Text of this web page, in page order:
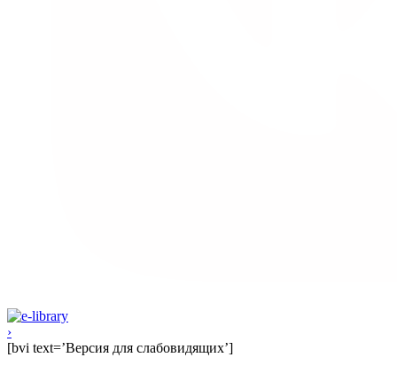
›
[bvi text=’Версия для слабовидящих’]